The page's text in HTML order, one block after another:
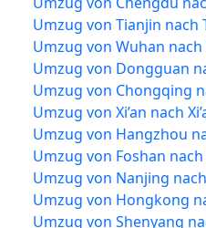
Umzug von Tianjin nach
Umzug von Wuhan nach
Umzug von Dongguan
Umzug von Chongqing
Umzug von Xi’an nach
Umzug von Hangzhou
Umzug von Foshan
Umzug von Nanjing
Umzug von Hongkong
Umzug von Shenyang